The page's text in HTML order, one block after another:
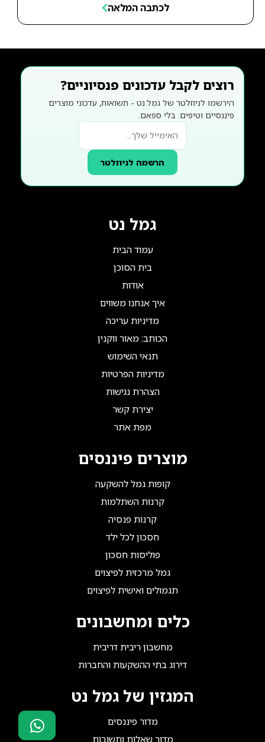
לכתבה המלאה
רוצים לקבל עדכונים פנסיוניים?
הירשמו לניוזלטר של גמל.נט - תשואות, עדכוני מוצרים
פיננסיים וטיפים. בלי ספאם.
הרשמה לניוזלטר
גמל נט
עמוד הבית
בית הסוכן
אודות
איך אנחנו משווים
מדיניות עריכה
הכותב: מאור ווקנין
תנאי השימוש
מדיניות הפרטיות
הצהרת נגישות
יצירת קשר
מפת אתר
מוצרים פיננסים
קופות גמל להשקעה
קרנות השתלמות
קרנות פנסיה
חסכון לכל ילד
פוליסות חסכון
גמל מרכזית לפיצוים
תגמולים ואישית לפיצוים
כלים ומחשבונים
מחשבון ריבית דריבית
דירוג בתי ההשקעות והחברות
המגזין של גמל נט
מדור פיננסים
מדור שאלות ותשובות